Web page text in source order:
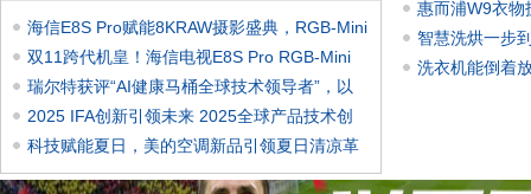
海信E8S Pro赋能8KRAW摄影盛典，RGB-Mini
LED诠
双11跨代机皇！海信电视E8S Pro RGB-Mini
LED影
瑞尔特获评“AI健康马桶全球技术领导者”，以
创2025 IFA创新引领未来 2025全球产品技术创
新大科技赋能夏日，美的空调新品引领夏日清凉革
命
惠而浦W9衣物
智慧洗烘一步
洗衣机能倒着